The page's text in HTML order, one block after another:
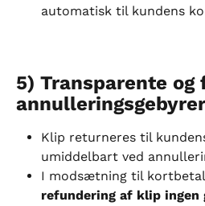
automatisk til kundens
5) Transparente og
annulleringsgebyrer
Klip returneres til
umiddelbart ved
I modsætning til
refundering af klip ingen